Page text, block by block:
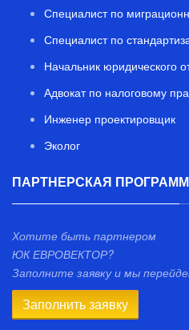
Специалист по
Специалист по
Начальник юридического
Адвокат по налоговому
Инженер проектировщик
Эколог
ПАРТНЕРСКАЯ
Хотите быть партнером
ЮК ЕВРОВЕКТОР?
Заполните заявку и мы
Заполнить заявку